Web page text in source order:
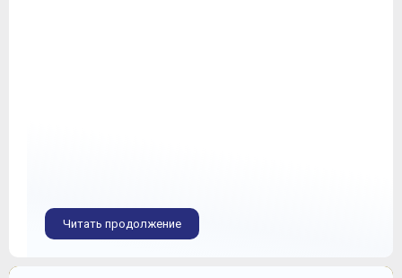
Читать продолжение